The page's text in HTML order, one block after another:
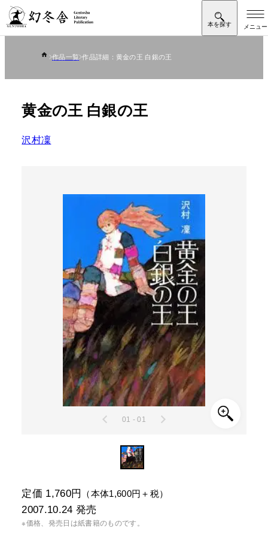
作品一覧 作品詳細：黄金の王 白銀の王
黄金の王 白銀の王
沢村凜
01 - 01
定価 1,760円 （本体1,600円＋税）
2007.10.24 発売
※価格、発売日は紙書籍のものです。